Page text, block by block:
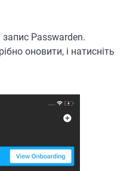
запис Passwarden.
оновити, і натисніть